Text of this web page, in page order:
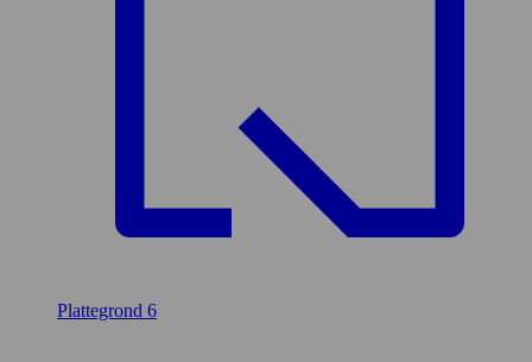
Plattegrond 6